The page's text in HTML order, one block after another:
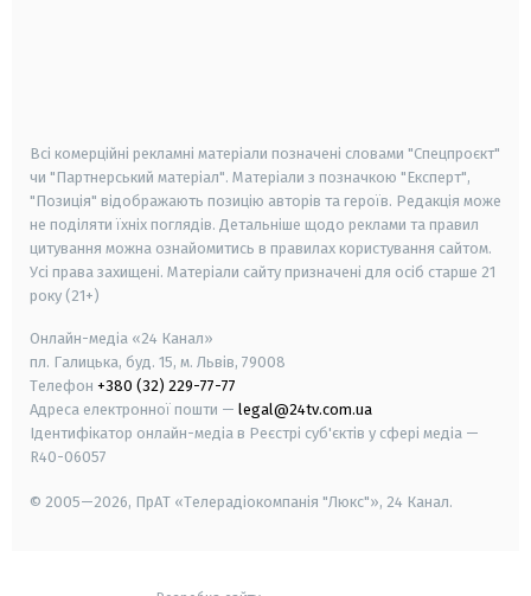
Всі комерційні рекламні матеріали позначені словами "Спецпроєкт"
чи "Партнерський матеріал". Матеріали з позначкою "Експерт",
"Позиція" відображають позицію авторів та героїв. Редакція може
не поділяти їхніх поглядів. Детальніше щодо реклами та правил
цитування можна ознайомитись в правилах користування сайтом.
Усі права захищені. Матеріали сайту призначені для осіб старше 21
року (21+)
Онлайн-медіа «24 Канал»
пл. Галицька, буд. 15, м. Львів, 79008
Телефон +380 (32) 229-77-77
Адреса електронної пошти — legal@24tv.com.ua
Ідентифікатор онлайн-медіа в Реєстрі суб'єктів у сфері медіа —
R40-06057
© 2005—2026, ПрАТ «Телерадіокомпанія "Люкс"», 24 Канал.